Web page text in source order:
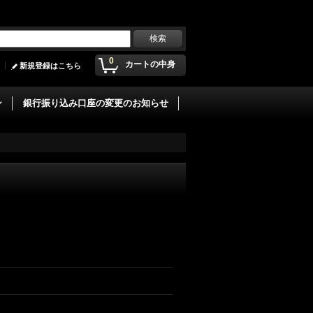
0 カートの中身
新規登録はこちら
銀行振り込み口座の変更のお知らせ